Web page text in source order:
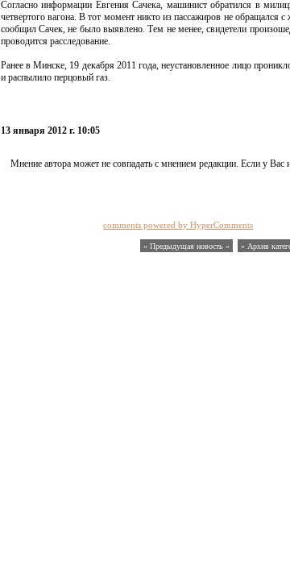
Согласно информации Евгения Сачека, машинист обратился в
четвертого вагона. В тот момент никто из пассажиров не обращался
сообщил Сачек, не было выявлено. Тем не менее, свидетели
проводится расследование.
Ранее в Минске, 19 декабря 2011 года, неустановленное лицо
и распылило перцовый газ.
13 января 2012 г. 10:05
Мнение автора может не совпадать с мнением редакции. Если у Вас
comments powered by HyperComments
« Предыдущая новость « » Архив